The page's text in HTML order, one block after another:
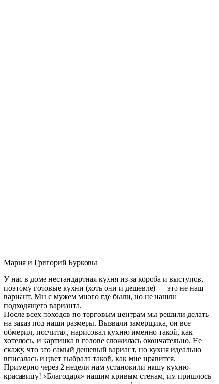
Мария и Григорий Бурковы
У нас в доме нестандартная кухня из-за короба и выступов,
поэтому готовые кухни (хоть они и дешевле) — это не наш
вариант. Мы с мужем много где были, но не нашли
подходящего варианта.
После всех походов по торговым центрам мы решили делать
на заказ под наши размеры. Вызвали замерщика, он все
обмерил, посчитал, нарисовал кухню именно такой, как
хотелось, и картинка в голове сложилась окончательно. Не
скажу, что это самый дешевый вариант, но кухня идеально
вписалась и цвет выбрала такой, как мне нравится.
Примерно через 2 недели нам установили нашу кухню-
красавицу! «Благодаря» нашим кривым стенам, им пришлось